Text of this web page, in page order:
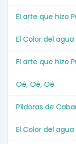
El arte que hizo
El Color del agua
El arte que hizo
Oé, Oé, Oé
Píldoras de
El Color del agua